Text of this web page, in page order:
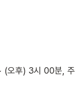
(오후) 3시 00분,